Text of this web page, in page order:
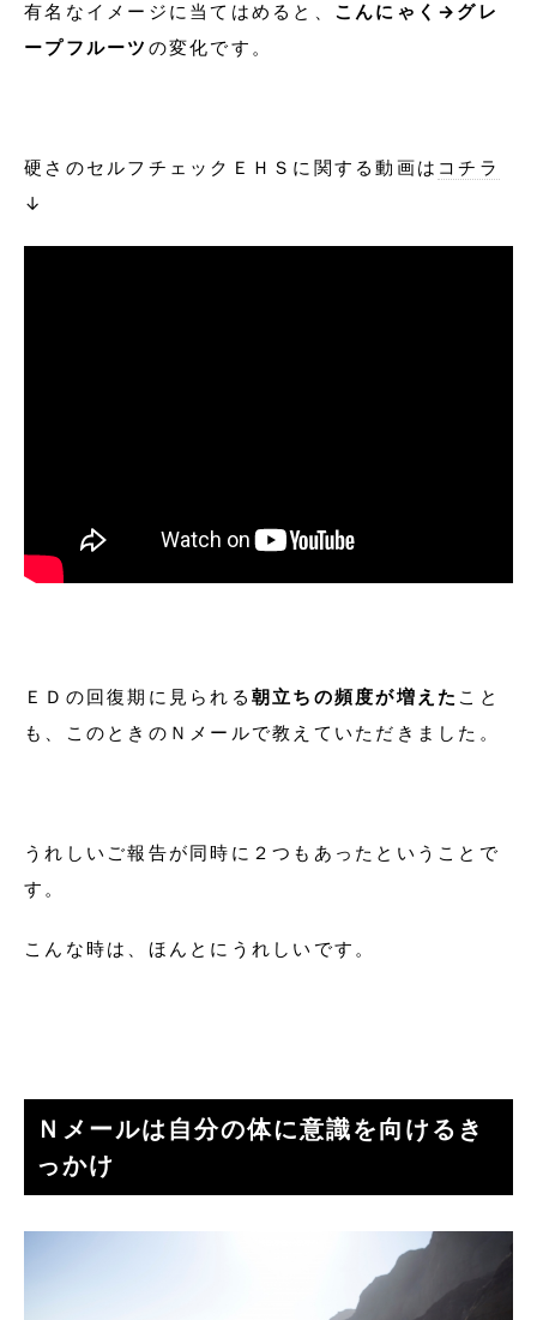
有名なイメージに当てはめると、 こんにゃく→グレ
ープフルーツ の変化です。
硬さのセルフチェックＥＨＳに関する動画は コチラ
↓
ＥＤの回復期に見られる 朝立ちの頻度が増えた こと
も、このときのＮメールで教えていただきました。
うれしいご報告が同時に２つもあったということで
す。
こんな時は、ほんとにうれしいです。
Ｎメールは自分の体に意識を向けるき
っかけ